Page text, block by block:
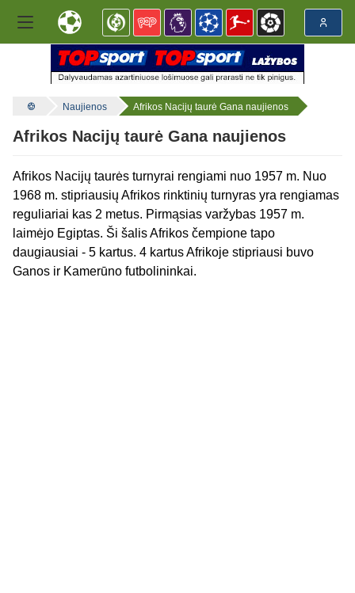
Naujienos Afrikos Nacijų taurė Gana naujienos
Afrikos Nacijų taurė Gana naujienos
Afrikos Nacijų taurės turnyrai rengiami nuo 1957 m. Nuo
1968 m. stipriausių Afrikos rinktinių turnyras yra rengiamas
reguliariai kas 2 metus. Pirmąsias varžybas 1957 m.
laimėjo Egiptas. Ši šalis Afrikos čempione tapo
daugiausiai - 5 kartus. 4 kartus Afrikoje stipriausi buvo
Ganos ir Kamerūno futbolininkai.